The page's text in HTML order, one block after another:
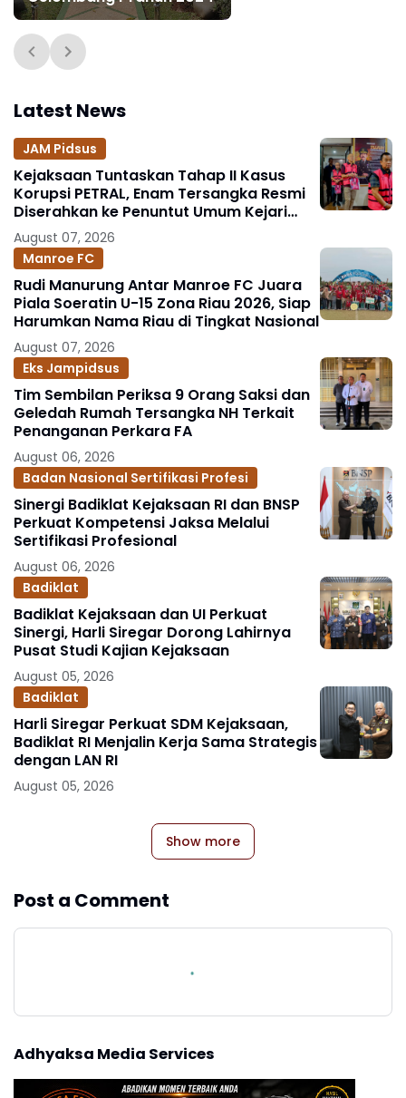
Latest News
JAM Pidsus
Kejaksaan Tuntaskan Tahap II Kasus
Korupsi PETRAL, Enam Tersangka Resmi
Diserahkan ke Penuntut Umum Kejari
Jakpus
August 07, 2026
Manroe FC
Rudi Manurung Antar Manroe FC Juara
Piala Soeratin U-15 Zona Riau 2026, Siap
Harumkan Nama Riau di Tingkat Nasional
August 07, 2026
Eks Jampidsus
Tim Sembilan Periksa 9 Orang Saksi dan
Geledah Rumah Tersangka NH Terkait
Penanganan Perkara FA
August 06, 2026
Badan Nasional Sertifikasi Profesi
Sinergi Badiklat Kejaksaan RI dan BNSP
Perkuat Kompetensi Jaksa Melalui
Sertifikasi Profesional
August 06, 2026
Badiklat
Badiklat Kejaksaan dan UI Perkuat
Sinergi, Harli Siregar Dorong Lahirnya
Pusat Studi Kajian Kejaksaan
August 05, 2026
Badiklat
Harli Siregar Perkuat SDM Kejaksaan,
Badiklat RI Menjalin Kerja Sama Strategis
dengan LAN RI
August 05, 2026
Show more
Post a Comment
Adhyaksa Media Services